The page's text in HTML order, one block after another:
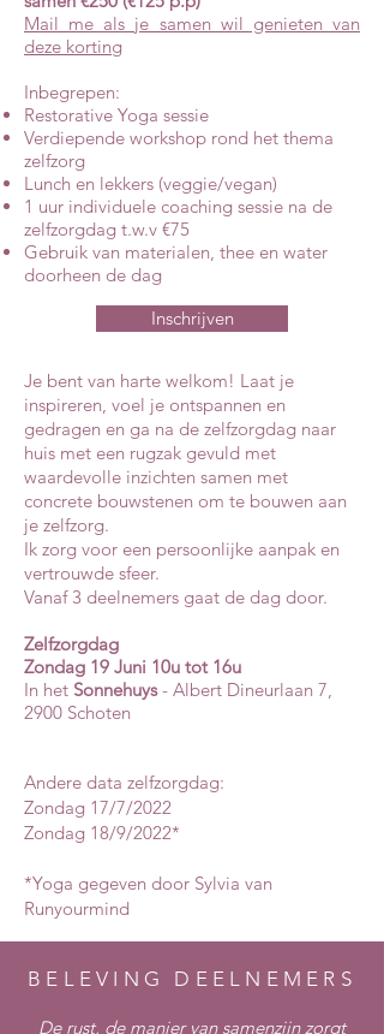
Mail me als je samen wil genieten van
deze korting
Inbegrepen:
Restorative Yoga sessie
Verdiepende workshop rond het thema
zelfzorg
Lunch en lekkers (veggie/vegan)
1 uur individuele coaching sessie na de
zelfzorgdag t.w.v €75
Gebruik van materialen, thee en water
doorheen de dag
Inschrijven
Je bent van harte welkom! Laat je
inspireren, voel je ontspannen en
gedragen en ga na de zelfzorgdag naar
huis met een rugzak gevuld met
waardevolle inzichten samen met
concrete bouwstenen om te bouwen aan
je zelfzorg.
Ik zorg voor een persoonlijke aanpak en
vertrouwde sfeer.
Vanaf 3 deelnemers gaat de dag door.
Zelfzorgdag
Zondag 19 Juni 10u tot 16u
In het Sonnehuys- Albert Dineurlaan 7,
2900 Schoten
Andere data zelfzorgdag:
Zondag 17/7/2022
Zondag 18/9/2022*
*Yoga gegeven door Sylvia van
Runyourmind
BELEVING DEELNEMERS
De rust, de manier van samenzijn zorgt